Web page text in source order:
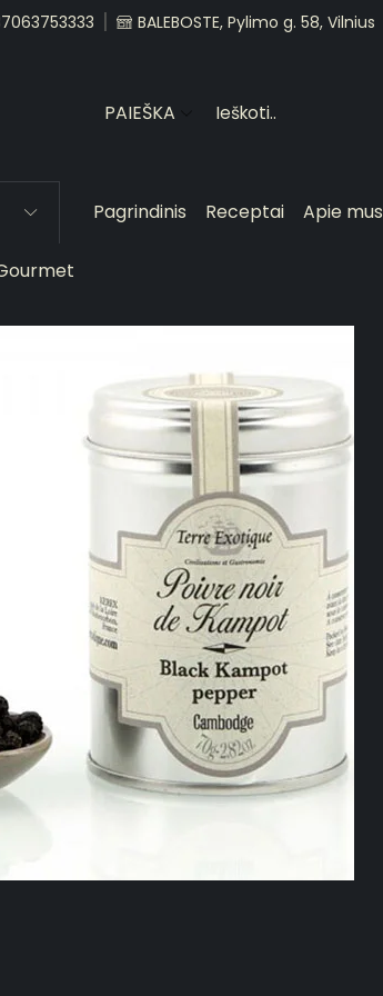
BALEBOSTE, Pylimo g. 58, Vilnius
PAIEŠKA
Pagrindinis Receptai Apie mus